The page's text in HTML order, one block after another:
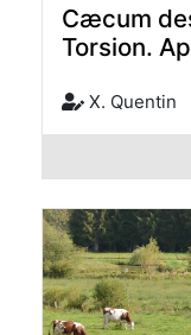
Cæcum
Torsion.
X. Quentin